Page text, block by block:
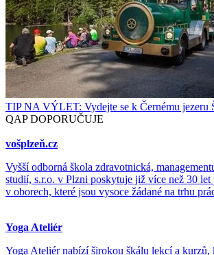
TIP NA VÝLET: Vydejte se k Černému jezeru
QAP DOPORUČUJE
vošplzeň.cz
Vyšší odborná škola zdravotnická,
studií, s.r.o. v Plzni poskytuje již více než 30
v oborech, které jsou vysoce žádané na trhu
Yoga Ateliér
Yoga Ateliér nabízí širokou škálu lekcí a kurzů,